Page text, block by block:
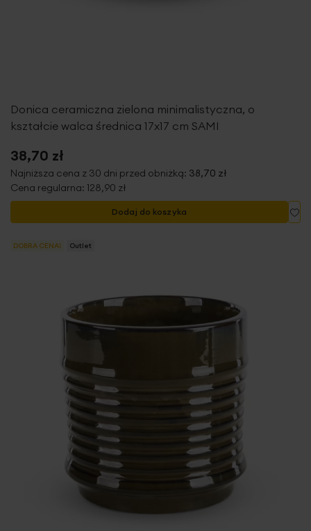
Donica ceramiczna zielona minimalistyczna, o
kształcie walca średnica 17x17 cm SAMI
38,70 zł
Najniższa cena z 30 dni przed obniżką: 38,70 zł
Cena regularna: 128,90 zł
Dodaj do koszyka
DOBRA CENA! Outlet